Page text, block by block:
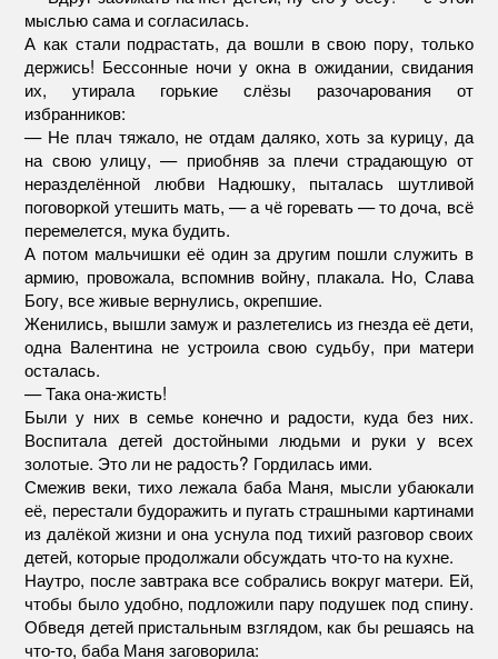
мыслью сама и согласилась.
А как стали подрастать, да вошли в свою пору, только
держись! Бессонные ночи у окна в ожидании, свидания
их, утирала горькие слёзы разочарования от
избранников:
— Не плач тяжало, не отдам даляко, хоть за курицу, да
на свою улицу, — приобняв за плечи страдающую от
неразделённой любви Надюшку, пыталась шутливой
поговоркой утешить мать, — а чё горевать — то доча, всё
перемелется, мука будить.
А потом мальчишки её один за другим пошли служить в
армию, провожала, вспомнив войну, плакала. Но, Слава
Богу, все живые вернулись, окрепшие.
Женились, вышли замуж и разлетелись из гнезда её дети,
одна Валентина не устроила свою судьбу, при матери
осталась.
— Така она-жисть!
Были у них в семье конечно и радости, куда без них.
Воспитала детей достойными людьми и руки у всех
золотые. Это ли не радость? Гордилась ими.
Смежив веки, тихо лежала баба Маня, мысли убаюкали
её, перестали будоражить и пугать страшными картинами
из далёкой жизни и она уснула под тихий разговор своих
детей, которые продолжали обсуждать что-то на кухне.
Наутро, после завтрака все собрались вокруг матери. Ей,
чтобы было удобно, подложили пару подушек под спину.
Обведя детей пристальным взглядом, как бы решаясь на
что-то, баба Маня заговорила: